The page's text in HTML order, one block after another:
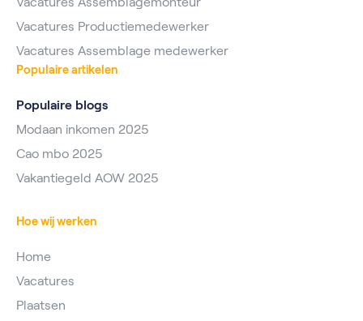
Vacatures Productiemedewerker
Vacatures Assemblage medewerker
Populaire artikelen
Populaire blogs
Modaan inkomen 2025
Cao mbo 2025
Vakantiegeld AOW 2025
Hoe wij werken
Home
Vacatures
Plaatsen